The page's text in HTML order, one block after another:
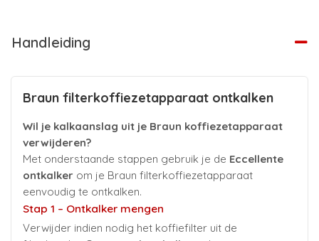
Handleiding
Braun filterkoffiezetapparaat ontkalken
Wil je kalkaanslag uit je Braun koffiezetapparaat
verwijderen?
Met onderstaande stappen gebruik je de Eccellente
ontkalker om je Braun filterkoffiezetapparaat
eenvoudig te ontkalken.
Stap 1 – Ontkalker mengen
Verwijder indien nodig het koffiefilter uit de